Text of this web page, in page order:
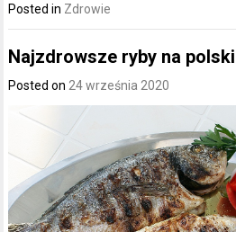
Posted in Zdrowie
Najzdrowsze ryby na
Posted on24 września 2020